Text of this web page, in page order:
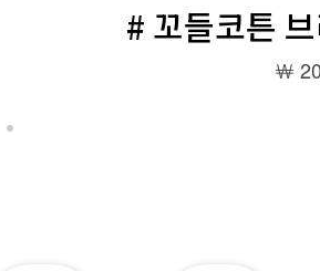
# 꼬들코튼
￦